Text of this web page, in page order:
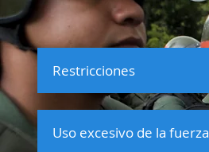
Restricciones
Uso excesivo de la fuerza